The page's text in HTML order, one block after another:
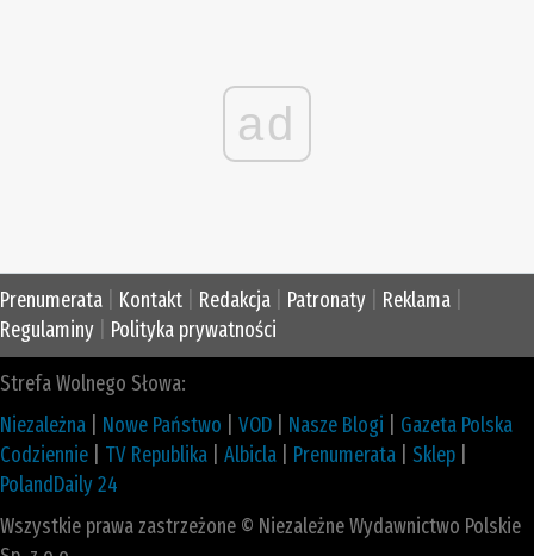
ad
Prenumerata Kontakt Redakcja Patronaty Reklama
Regulaminy
Polityka prywatności
Strefa Wolnego Słowa:
Niezależna
Nowe Państwo VOD Nasze Blogi
Gazeta Polska
Codziennie
TV Republika Albicla Prenumerata Sklep
PolandDaily 24
Wszystkie prawa zastrzeżone © Niezależne Wydawnictwo Polskie